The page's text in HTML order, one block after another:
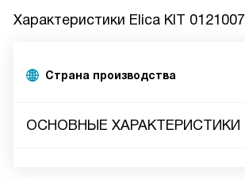
Характеристики Elica KIT 0121007
Страна производства
ОСНОВНЫЕ ХАРАКТЕРИСТИКИ